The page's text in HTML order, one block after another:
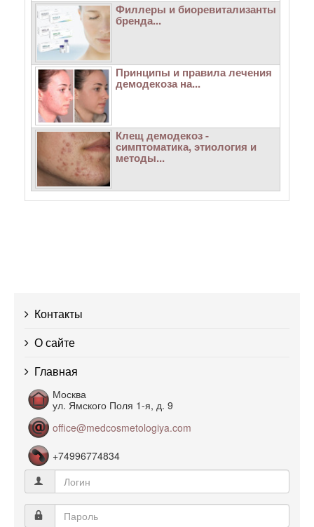
Филлеры и биоревитализанты
бренда...
Принципы и правила лечения
демодекоза на...
Клещ демодекоз -
симптоматика, этиология и
методы...
Контакты
О сайте
Главная
Москва
ул. Ямского Поля 1-я, д. 9
office@medcosmetologiya.com
+74996774834